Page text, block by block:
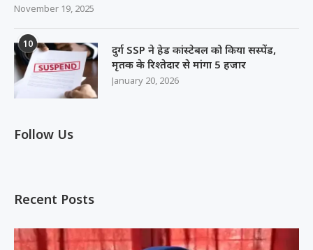
November 19, 2025
10
दुर्ग SSP ने हेड कांस्टेबल को किया सस्पेंड,
मृतक के रिश्तेदार से मांगा 5 हजार
January 20, 2026
Follow Us
Recent Posts